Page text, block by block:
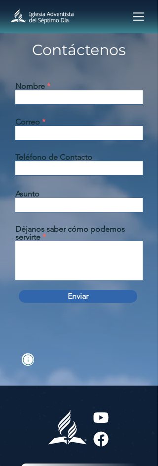
Contáctenos
Nombre
Correo
Teléfono de Contacto
Asunto
Déjanos saber cómo podemos
servirte
Enviar